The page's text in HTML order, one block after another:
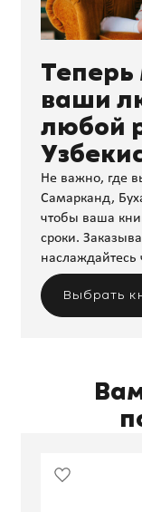
ваши
любой
Не важно, где
Самарканд,
чтобы ваша
сроки.
Выбрать